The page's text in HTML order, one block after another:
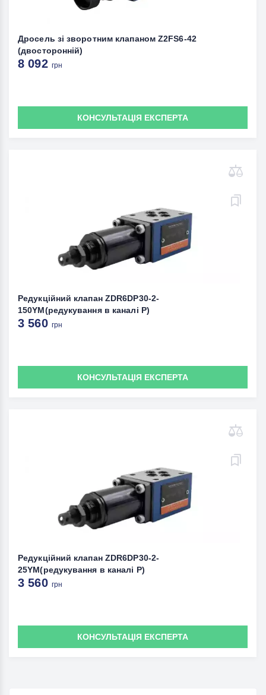
Дросель зі зворотним клапаном Z2FS6-42
(двосторонній)
8 092 грн
КОНСУЛЬТАЦІЯ ЕКСПЕРТА
Редукційний клапан ZDR6DP30-2-
150YM(редукування в каналі Р)
3 560 грн
КОНСУЛЬТАЦІЯ ЕКСПЕРТА
Редукційний клапан ZDR6DP30-2-
25YM(редукування в каналі Р)
3 560 грн
КОНСУЛЬТАЦІЯ ЕКСПЕРТА